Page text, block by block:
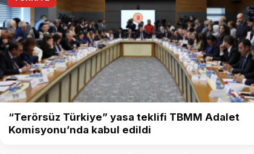
“Terörsüz Türkiye” yasa teklifi TBMM Adalet
Komisyonu’nda kabul edildi